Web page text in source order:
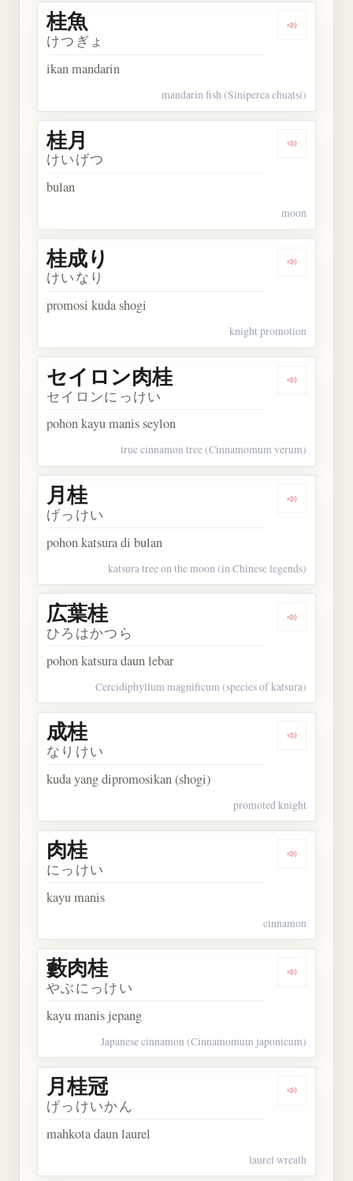
Dengarkan
桂魚
けつぎょ
ikan mandarin
mandarin fish (Siniperca chuatsi)
Dengarkan
桂月
けいげつ
bulan
moon
Dengarkan
桂成り
けいなり
promosi kuda shogi
knight promotion
Dengarkan
セイロン肉桂
セイロンにっけい
pohon kayu manis seylon
true cinnamon tree (Cinnamomum verum)
Dengarkan
月桂
げっけい
pohon katsura di bulan
katsura tree on the moon (in Chinese legends)
Dengarkan
広葉桂
ひろはかつら
pohon katsura daun lebar
Cercidiphyllum magnificum (species of katsura)
Dengarkan
成桂
なりけい
kuda yang dipromosikan (shogi)
promoted knight
Dengarkan
肉桂
にっけい
kayu manis
cinnamon
Dengarkan
藪肉桂
やぶにっけい
kayu manis jepang
Japanese cinnamon (Cinnamomum japonicum)
Dengarkan
月桂冠
げっけいかん
mahkota daun laurel
laurel wreath